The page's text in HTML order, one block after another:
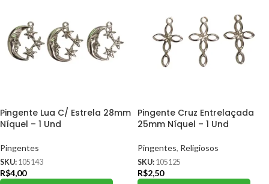
Pingente Lua C/ Estrela 28mm
Níquel – 1 Und
Pingentes
SKU: 105143
R$4,00
Pingente Cruz Entrelaçada
25mm Níquel – 1 Und
Pingentes, Religiosos
SKU: 105125
R$2,50